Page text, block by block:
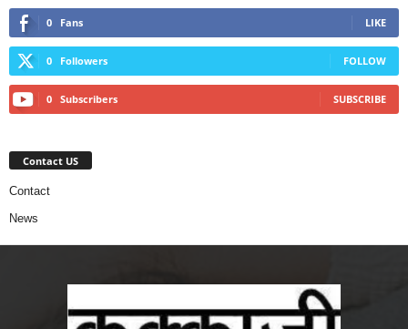
0 Fans LIKE
0 Followers FOLLOW
0 Subscribers SUBSCRIBE
Contact US
Contact
News